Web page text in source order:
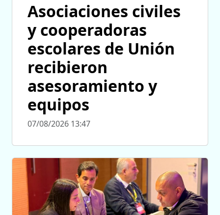
Asociaciones civiles
y cooperadoras
escolares de Unión
recibieron
asesoramiento y
equipos
07/08/2026 13:47